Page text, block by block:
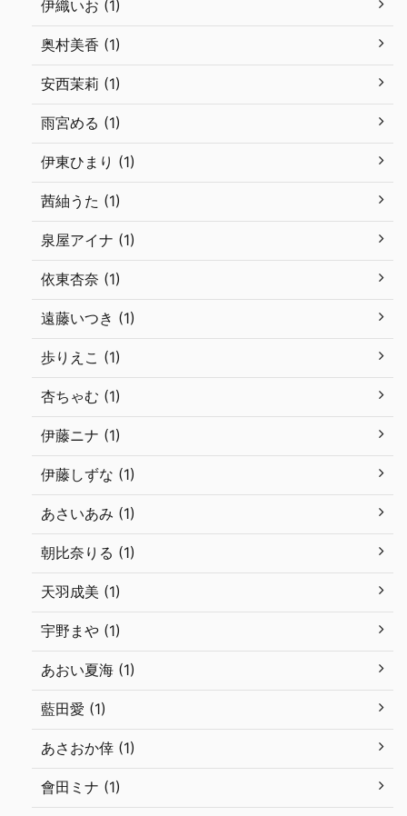
伊織いお (1)
奥村美香 (1)
安西茉莉 (1)
雨宮める (1)
伊東ひまり (1)
茜紬うた (1)
泉屋アイナ (1)
依東杏奈 (1)
遠藤いつき (1)
歩りえこ (1)
杏ちゃむ (1)
伊藤ニナ (1)
伊藤しずな (1)
あさいあみ (1)
朝比奈りる (1)
天羽成美 (1)
宇野まや (1)
あおい夏海 (1)
藍田愛 (1)
あさおか倖 (1)
會田ミナ (1)